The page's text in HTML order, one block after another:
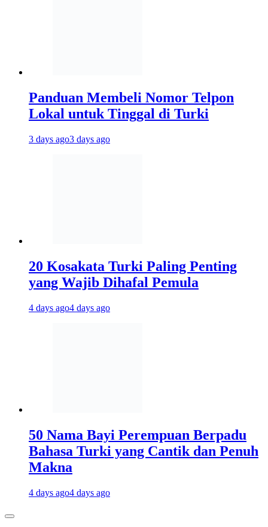
Panduan Membeli Nomor Telpon
Lokal untuk Tinggal di Turki
3 days ago3 days ago
20 Kosakata Turki Paling Penting
yang Wajib Dihafal Pemula
4 days ago4 days ago
50 Nama Bayi Perempuan Berpadu
Bahasa Turki yang Cantik dan Penuh
Makna
4 days ago4 days ago